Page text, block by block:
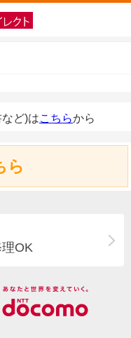
ど)はこちらから
ら
OK